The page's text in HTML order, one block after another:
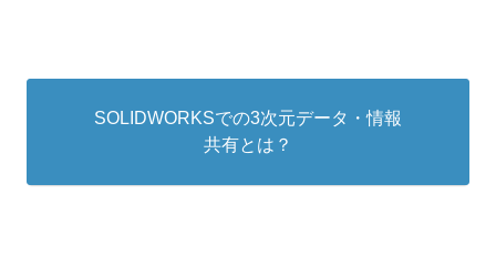
SOLIDWORKSでの3次元データ・情報
共有とは？